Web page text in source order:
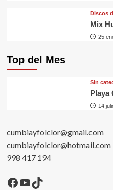
Discos
Mix
25
Top del Mes
Sin
Playa
14
cumbiayfolclor@gmail.com
cumbiayfolclor@hotmail.com
998 417 194
Facebook
YouTube
TikTok